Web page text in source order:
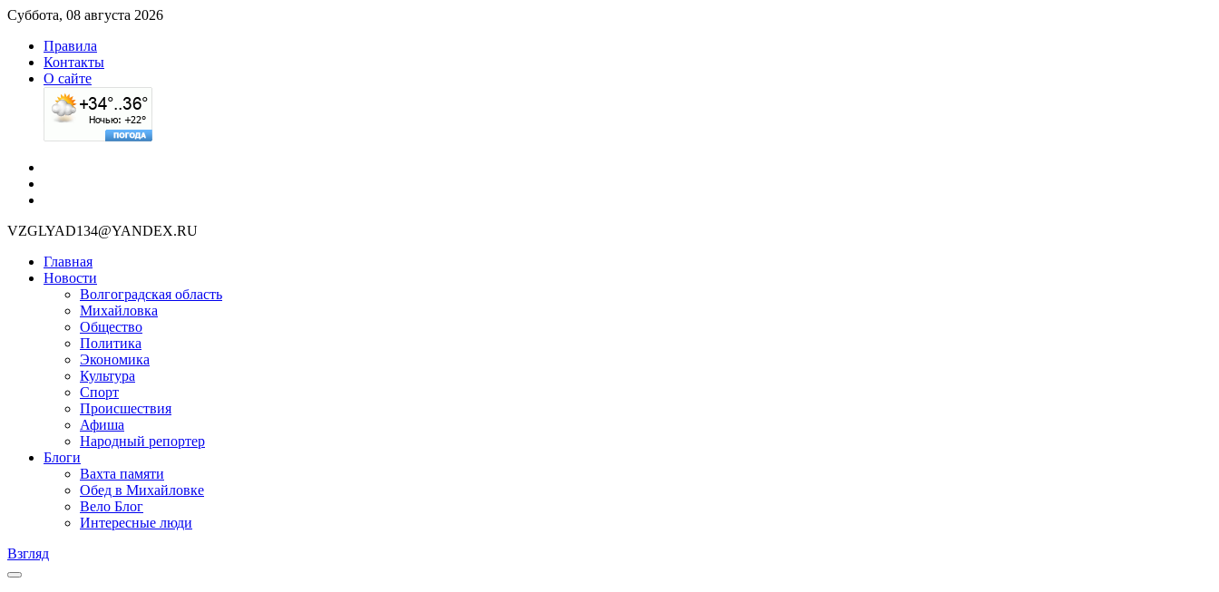
Суббота, 08 августа 2026
Правила
Контакты
О сайте
VZGLYAD134@YANDEX.RU
Главная
Новости
Волгоградская область
Михайловка
Общество
Политика
Экономика
Культура
Спорт
Происшествия
Афиша
Народный репортер
Блоги
Вахта памяти
Обед в Михайловке
Вело Блог
Интересные люди
Взгляд